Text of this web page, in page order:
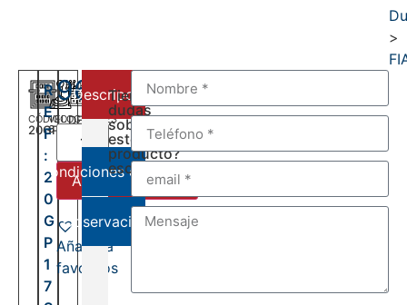
>
CÓDIGO
20GP17
VELOCIDADES
6
DEL:
AL:
R
E
F
:
2
0
G
P
1
7
960,00€
Añadir al carrito
Añadir a
favoritos
Descripción
Condiciones de venta
Observaciones
Tienes
dudas
sobre
este
producto?
escríbenos: